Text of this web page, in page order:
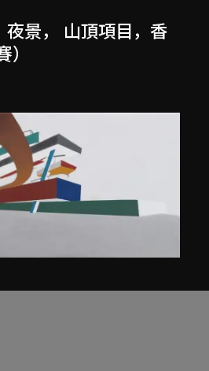
夜景， 山頂項目，香
）